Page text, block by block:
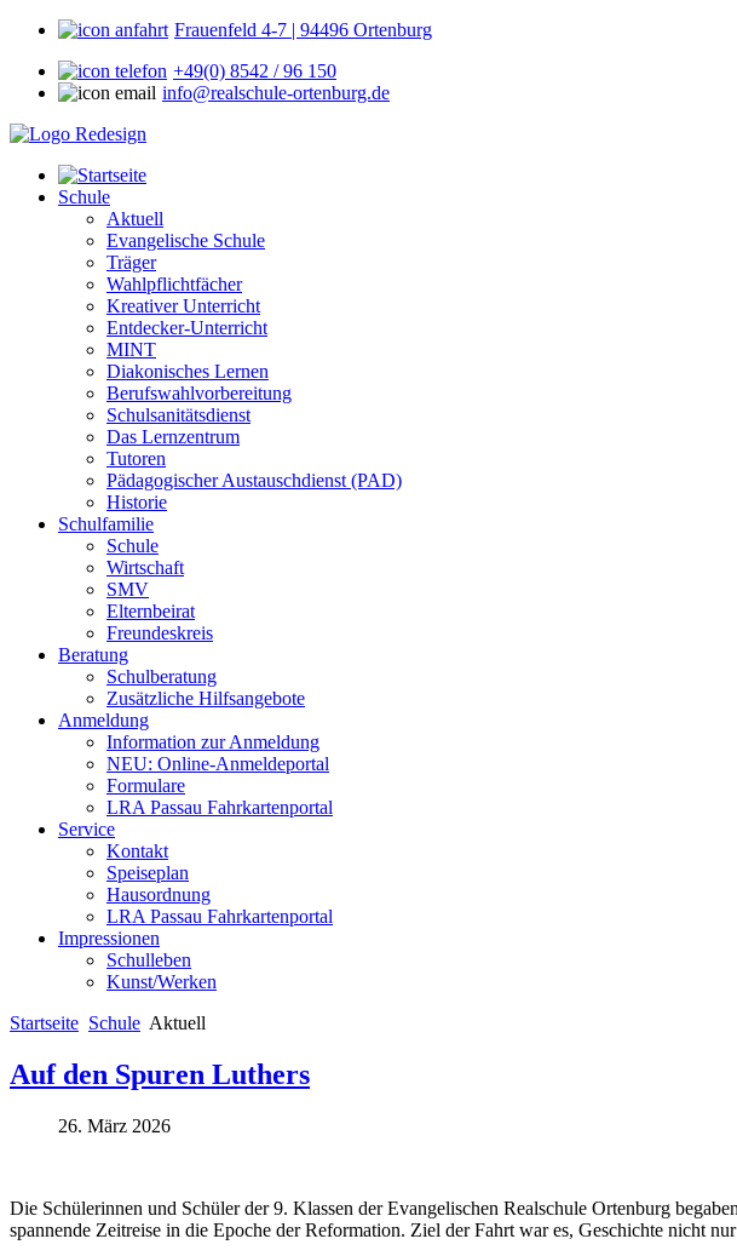
Frauenfeld 4-7 | 94496 Ortenburg
+49(0) 8542 / 96 150
info@realschule-ortenburg.de
Schule
Aktuell
Evangelische Schule
Träger
Wahlpflichtfächer
Kreativer Unterricht
Entdecker-Unterricht
MINT
Diakonisches Lernen
Berufswahlvorbereitung
Schulsanitätsdienst
Das Lernzentrum
Tutoren
Pädagogischer Austauschdienst (PAD)
Historie
Schulfamilie
Schule
Wirtschaft
SMV
Elternbeirat
Freundeskreis
Beratung
Schulberatung
Zusätzliche Hilfsangebote
Anmeldung
Information zur Anmeldung
NEU: Online-Anmeldeportal
Formulare
LRA Passau Fahrkartenportal
Service
Kontakt
Speiseplan
Hausordnung
LRA Passau Fahrkartenportal
Impressionen
Schulleben
Kunst/Werken
Startseite Schule Aktuell
Auf den Spuren Luthers
26. März 2026
Die Schülerinnen und Schüler der 9. Klassen der Evangelischen Realschule Ortenburg
spannende Zeitreise in die Epoche der Reformation. Ziel der Fahrt war es, Geschichte nicht